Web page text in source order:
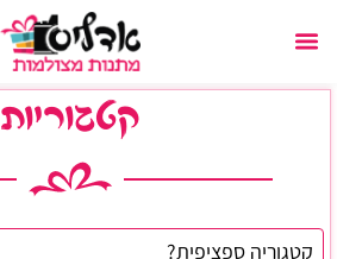
קטגוריות
חיפוש קטגוריה לתפריט-מובייל
Select content